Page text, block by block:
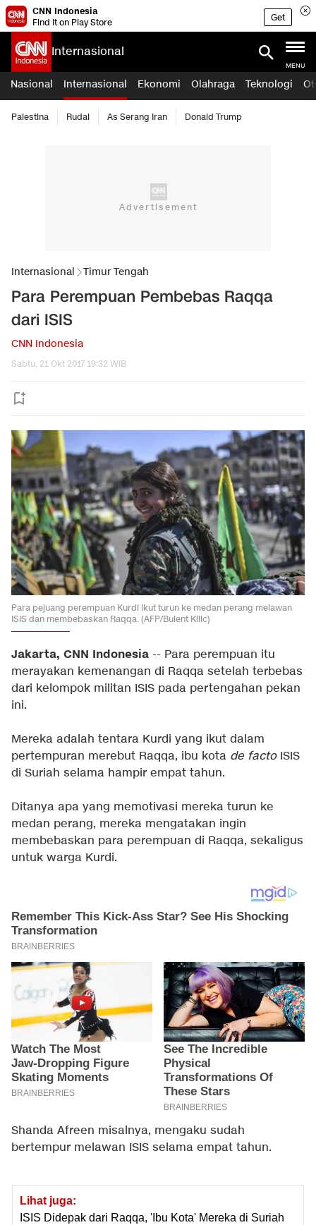
CNN Indonesia
Find it on Play Store
Get
Internasional
MENU
Nasional Internasional Ekonomi Olahraga Teknologi
Palestina Rudal As Serang Iran Donald Trump
Internasional Timur Tengah
Para Perempuan Pembebas Raqqa
dari ISIS
CNN Indonesia
Sabtu, 21 Okt 2017 19:32 WIB
Para pejuang perempuan Kurdi ikut turun ke medan perang melawan
ISIS dan membebaskan Raqqa. (AFP/Bulent Kilic)
Jakarta, CNN Indonesia -- Para perempuan itu
merayakan kemenangan di Raqqa setelah terbebas
dari kelompok militan ISIS pada pertengahan pekan
ini.
Mereka adalah tentara Kurdi yang ikut dalam
pertempuran merebut Raqqa, ibu kota de factoISIS
di Suriah selama hampir empat tahun.
Ditanya apa yang memotivasi mereka turun ke
medan perang, mereka mengatakan ingin
membebaskan para perempuan di Raqqa, sekaligus
untuk warga Kurdi.
Shanda Afreen misalnya, mengaku sudah
bertempur melawan ISIS selama empat tahun.
Lihat juga:
ISIS Didepak dari Raqqa, 'Ibu Kota' Mereka di Suriah